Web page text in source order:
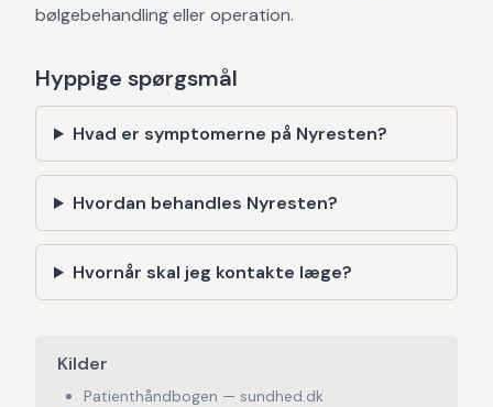
bølgebehandling eller operation.
Hyppige spørgsmål
Hvad er symptomerne på Nyresten?
Hvordan behandles Nyresten?
Hvornår skal jeg kontakte læge?
Kilder
Patienthåndbogen — sundhed.dk